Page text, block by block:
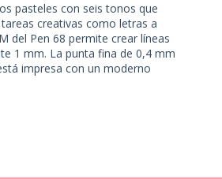
pasteles con seis tonos que
creativas como letras a
del Pen 68 permite crear líneas
1 mm. La punta fina de 0,4 mm
impresa con un moderno